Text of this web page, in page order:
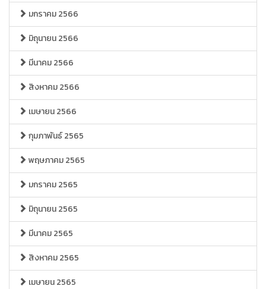
มกราคม 2566
มิถุนายน 2566
มีนาคม 2566
สิงหาคม 2566
เมษายน 2566
กุมภาพันธ์ 2565
พฤษภาคม 2565
มกราคม 2565
มิถุนายน 2565
มีนาคม 2565
สิงหาคม 2565
เมษายน 2565